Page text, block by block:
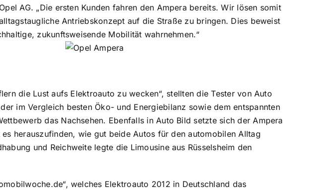
AG. „Die ersten Kunden fahren den Ampera bereits. Wir lösen somit
Antriebskonzept auf die Straße zu bringen. Dies beweist
zukunftsweisende Mobilität wahrnehmen.“
die Lust aufs Elektroauto zu wecken“, stellten die Tester von Auto
im Vergleich besten Öko- und Energiebilanz sowie dem entspannten
das Nachsehen. Ebenfalls in Auto Bild setzte sich der Ampera
herauszufinden, wie gut beide Autos für den automobilen Alltag
und Reichweite legte die Limousine aus Rüsselsheim den
welches Elektroauto 2012 in Deutschland das